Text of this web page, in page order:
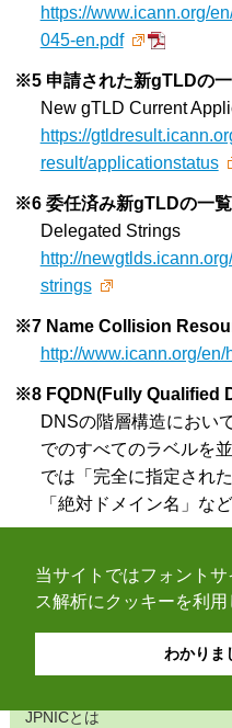
当サイトではフォント
ス解析にクッキーを利用
わかりま
https://www.icann.org/
045-en.pdf
※5 申請された新gTLDの
New gTLD Current
https://
result/applicationstatus
※6 委任済み新gTLDの一覧
Delegated Strings
http://
strings
※7 Name Collision
http://www.icann.org/
※8 FQDN(Fully Qualified
DNSの階層構造におい
でのすべてのラベルを
では「完全に指定され
「絶対ドメイン名」な
電子証明書を使った通
上させるためのガイド
https://cabforum.org
JPNICとは